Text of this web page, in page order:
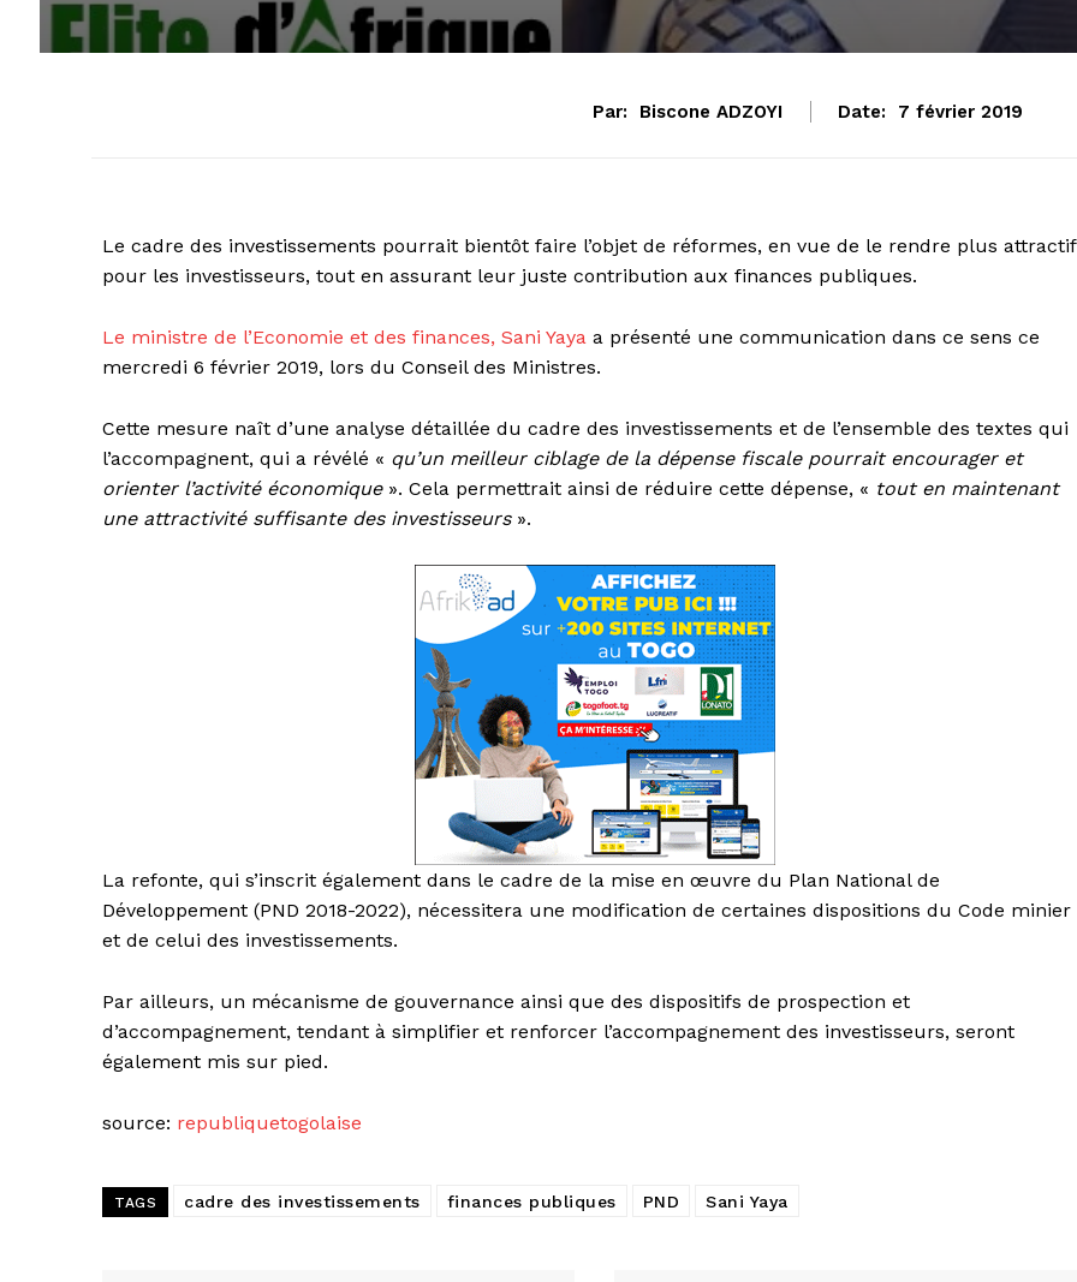
Par: Biscone ADZOYI Date: 7 février 2019
Le cadre des investissements pourrait bientôt faire l’objet de réformes, en vue de le rendre plus attractif
pour les investisseurs, tout en assurant leur juste contribution aux finances publiques.
Le ministre de l’Economie et des finances, Sani Yaya a présenté une communication dans ce sens ce
mercredi 6 février 2019, lors du Conseil des Ministres.
Cette mesure naît d’une analyse détaillée du cadre des investissements et de l’ensemble des textes qui
l’accompagnent, qui a révélé « qu’un meilleur ciblage de la dépense fiscale pourrait encourager et
orienter l’activité économique». Cela permettrait ainsi de réduire cette dépense, « tout en maintenant
une attractivité suffisante des investisseurs».
La refonte, qui s’inscrit également dans le cadre de la mise en œuvre du Plan National de
Développement (PND 2018-2022), nécessitera une modification de certaines dispositions du Code minier
et de celui des investissements.
Par ailleurs, un mécanisme de gouvernance ainsi que des dispositifs de prospection et
d’accompagnement, tendant à simplifier et renforcer l’accompagnement des investisseurs, seront
également mis sur pied.
source: republiquetogolaise
TAGS cadre des investissements finances publiques PND Sani Yaya